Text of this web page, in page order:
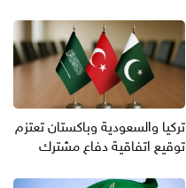
تركيا والسعودية وباكستان تعتزم
توقيع اتفاقية دفاع مشترك